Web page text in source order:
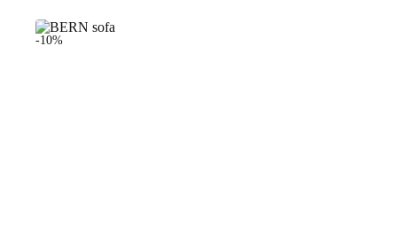
-10%